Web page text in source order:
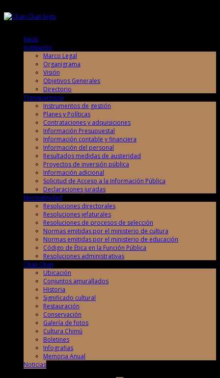
Inicio
Institución
Marco Legal
Organigrama
Visión
Objetivos Generales
Directorio
Transparencia
Instrumentos de gestión
Planes y Políticas
Contrataciones y adquisiciones
Información Presupuestal
Información contable y financiera
Información del personal
Resultados medidas de austeridad
Proyectos de inversión pública
Información adicional
Solicitud de Acceso a la Información Pública
Declaraciones juradas
Normatividad
Resoluciones directorales
Resoluciones jefaturales
Resoluciones de procesos de selección
Normas emitidas por el ministerio de cultura
Normas emitidas por el ministerio de educación
Código de Ética en la Función Pública
Resoluciones administrativas
Chan Chan
Ubicación
Conjuntos amurallados
Historia
Significado cultural
Restauración
Conservación
Galería de fotos
Cultura Chimú
Boletines
Infografias
Memoria Anual
Noticias